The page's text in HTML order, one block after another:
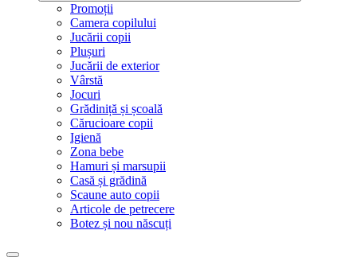
Promoții
Camera copilului
Jucării copii
Plușuri
Jucării de exterior
Vârstă
Jocuri
Grădiniță și școală
Cărucioare copii
Igienă
Zona bebe
Hamuri și marsupii
Casă și grădină
Scaune auto copii
Articole de petrecere
Botez și nou născuți